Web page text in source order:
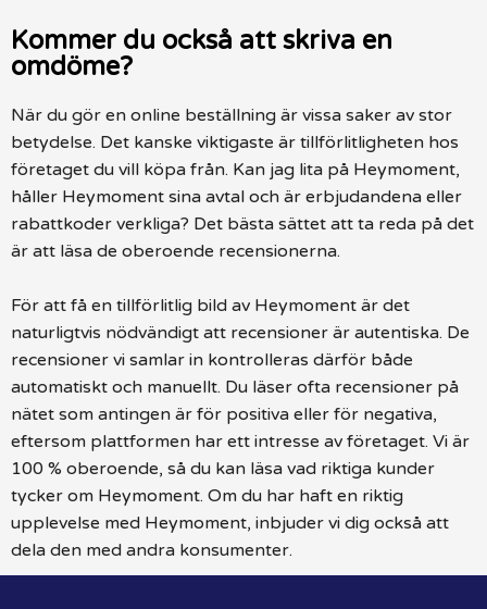
Kommer du också att skriva en
omdöme?
När du gör en online beställning är vissa saker av stor
betydelse. Det kanske viktigaste är tillförlitligheten hos
företaget du vill köpa från. Kan jag lita på Heymoment,
håller Heymoment sina avtal och är erbjudandena eller
rabattkoder verkliga? Det bästa sättet att ta reda på det
är att läsa de oberoende recensionerna.
För att få en tillförlitlig bild av Heymoment är det
naturligtvis nödvändigt att recensioner är autentiska. De
recensioner vi samlar in kontrolleras därför både
automatiskt och manuellt. Du läser ofta recensioner på
nätet som antingen är för positiva eller för negativa,
eftersom plattformen har ett intresse av företaget. Vi är
100 % oberoende, så du kan läsa vad riktiga kunder
tycker om Heymoment. Om du har haft en riktig
upplevelse med Heymoment, inbjuder vi dig också att
dela den med andra konsumenter.